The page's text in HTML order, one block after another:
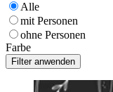
Alle
mit Personen
ohne Personen
Farbe